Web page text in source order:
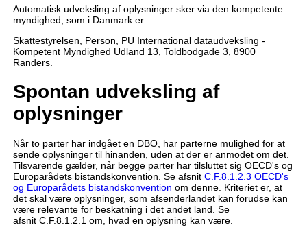
Automatisk udveksling af oplysninger sker via den kompetente
myndighed, som i Danmark er
Skattestyrelsen, Person, PU International dataudveksling -
Kompetent Myndighed Udland 13, Toldbodgade 3, 8900
Randers.
Spontan udveksling af
oplysninger
Når to parter har indgået en DBO, har parterne mulighed for at
sende oplysninger til hinanden, uden at der er anmodet om det.
Tilsvarende gælder, når begge parter har tilsluttet sig OECD's og
Europarådets bistandskonvention. Se afsnit C.F.8.1.2.3 OECD's
og Europarådets bistandskonvention om denne. Kriteriet er, at
det skal være oplysninger, som afsenderlandet kan forudse kan
være relevante for beskatning i det andet land. Se
afsnit C.F.8.1.2.1 om, hvad en oplysning kan være.